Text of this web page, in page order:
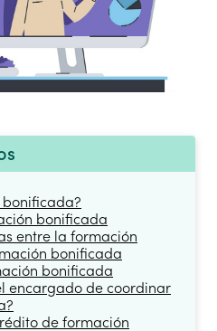
bonificada?
bonificada
entre la formación
bonificada
bonificada
encargado de coordinar
de formación